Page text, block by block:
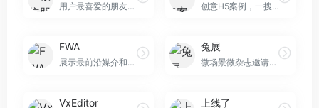
用户最喜爱的朋友圈广告 创意H5案例，一搜即得
FWA
展示最前沿媒介和技术创造力
兔展
微场景微杂志邀请函创作平台
VxEditor 上线了